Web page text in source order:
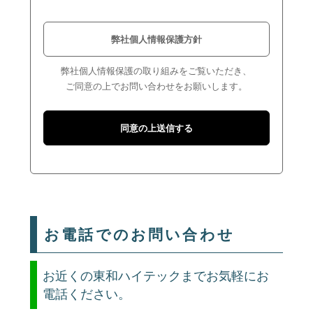
弊社個人情報保護方針
弊社個人情報保護の取り組みをご覧いただき、
ご同意の上でお問い合わせをお願いします。
お電話でのお問い合わせ
お近くの東和ハイテックまでお気軽にお
電話ください。